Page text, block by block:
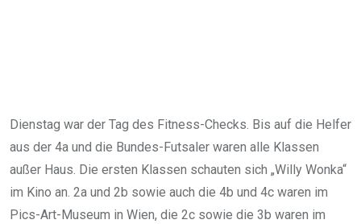
Dienstag war der Tag des Fitness-Checks. Bis auf die Helfer
aus der 4a und die Bundes-Futsaler waren alle Klassen
außer Haus. Die ersten Klassen schauten sich „Willy Wonka“
im Kino an. 2a und 2b sowie auch die 4b und 4c waren im
Pics-Art-Museum in Wien, die 2c sowie die 3b waren im